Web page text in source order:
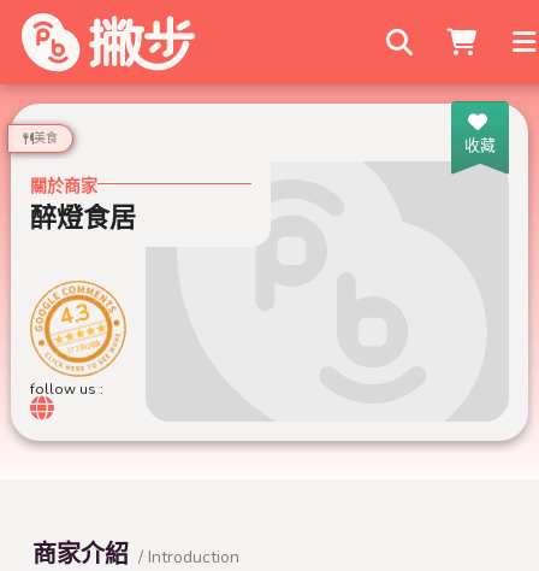
搜尋商家
收藏
美食
關於商家
醉燈食居
4.3
373 則評論
follow us :
商家介紹 / Introduction